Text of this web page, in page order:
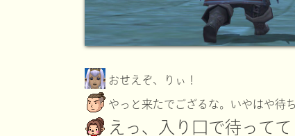
おせえぞ、りぃ！
やっと来たでござるな。いやはや待
えっ、入り口で待ってて